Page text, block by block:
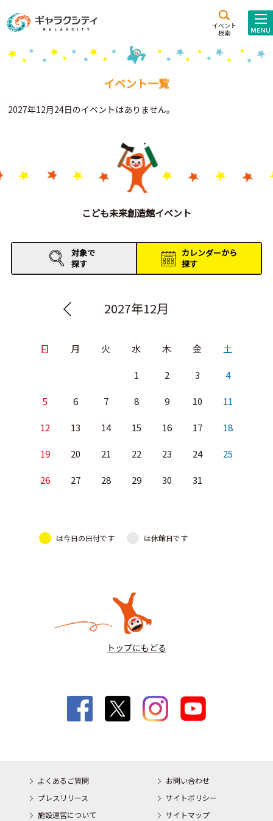
イベント
検索
施設案内
こども
西新井
施設･
Gがくえん
お知らせ
イベントレポート
イベント一覧
2027年12月24日のイベントはありません。
こども未来創造館イベント
対象で
探す
カレンダーから
探す
2027年12月
日 月 火 水 木 金 土
1 2 3 4
5 6 7 8 9 10 11
12 13 14 15 16 17 18
19 20 21 22 23 24 25
26 27 28 29 30 31
は今日の日付です は休館日です
トップにもどる
よくあるご質問
お問い合わせ
プレスリリース
サイトポリシー
施設運営について
サイトマップ